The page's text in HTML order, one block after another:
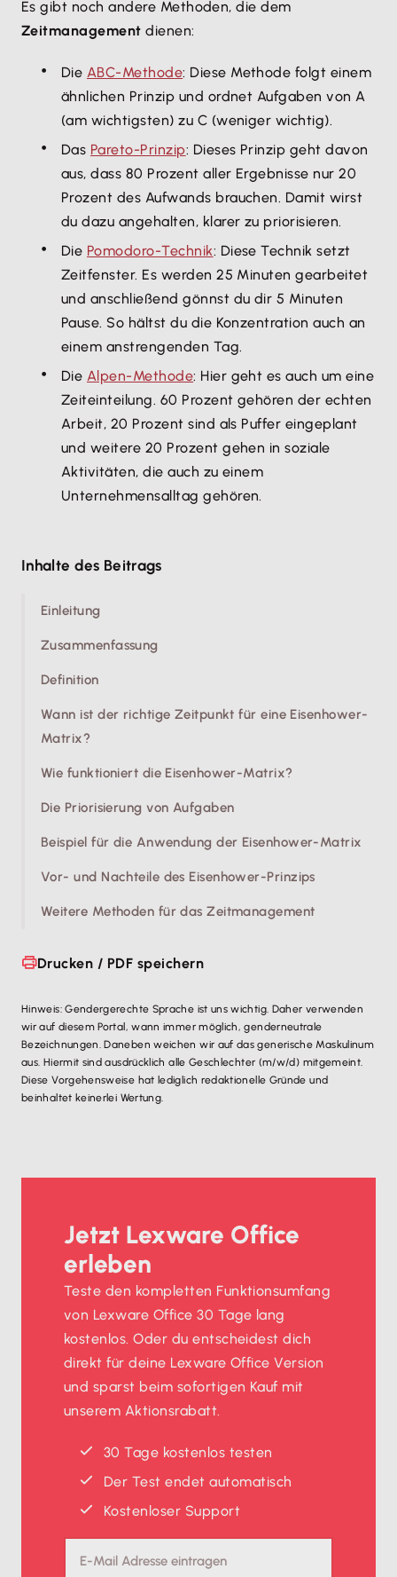
Es gibt noch andere Methoden, die dem
Zeitmanagementdienen:
Die ABC-Methode: Diese Methode folgt einem
ähnlichen Prinzip und ordnet Aufgaben von A
(am wichtigsten) zu C (weniger wichtig).
Das Pareto-Prinzip: Dieses Prinzip geht davon
aus, dass 80 Prozent aller Ergebnisse nur 20
Prozent des Aufwands brauchen. Damit wirst
du dazu angehalten, klarer zu priorisieren.
Die Pomodoro-Technik: Diese Technik setzt
Zeitfenster. Es werden 25 Minuten gearbeitet
und anschließend gönnst du dir 5 Minuten
Pause. So hältst du die Konzentration auch an
einem anstrengenden Tag.
Die Alpen-Methode: Hier geht es auch um eine
Zeiteinteilung. 60 Prozent gehören der echten
Arbeit, 20 Prozent sind als Puffer eingeplant
und weitere 20 Prozent gehen in soziale
Aktivitäten, die auch zu einem
Unternehmensalltag gehören.
Inhalte des Beitrags
Einleitung
Zusammenfassung
Definition
Wann ist der richtige Zeitpunkt für eine Eisenhower-
Matrix?
Wie funktioniert die Eisenhower-Matrix?
Die Priorisierung von Aufgaben
Beispiel für die Anwendung der Eisenhower-Matrix
Vor- und Nachteile des Eisenhower-Prinzips
Weitere Methoden für das Zeitmanagement
Drucken / PDF speichern
Hinweis: Gendergerechte Sprache ist uns wichtig. Daher verwenden
wir auf diesem Portal, wann immer möglich, genderneutrale
Bezeichnungen. Daneben weichen wir auf das generische Maskulinum
aus. Hiermit sind ausdrücklich alle Geschlechter (m/w/d) mitgemeint.
Diese Vorgehensweise hat lediglich redaktionelle Gründe und
beinhaltet keinerlei Wertung.
Jetzt Lexware Office
erleben
Teste den kompletten Funktionsumfang
von Lexware Office 30 Tage lang
kostenlos. Oder du entscheidest dich
direkt für deine Lexware Office Version
und sparst beim sofortigen Kauf mit
unserem Aktionsrabatt.
30 Tage kostenlos testen
Der Test endet automatisch
Kostenloser Support